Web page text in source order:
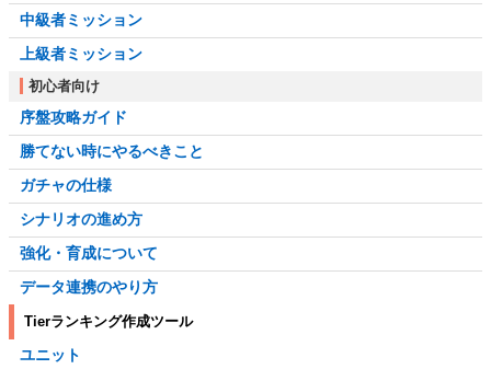
中級者ミッション
上級者ミッション
初心者向け
序盤攻略ガイド
勝てない時にやるべきこと
ガチャの仕様
シナリオの進め方
強化・育成について
データ連携のやり方
Tierランキング作成ツール
ユニット